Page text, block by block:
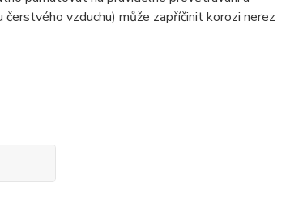
vzduchu) může zapříčinit korozi nerez